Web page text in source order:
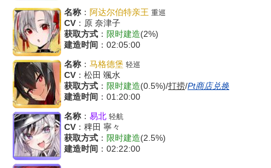
名称 ： 阿达尔伯特亲王 重巡
CV ：原 奈津子
获取方式 ： 限时建造(2%)
建造时间 ：02:05:00
名称 ： 马格德堡 轻巡
CV ：松田 颯水
获取方式 ： 限时建造(0.5%)/打捞/Pt商店兑换
建造时间 ：01:20:00
名称 ： 易北 轻航
CV ：稗田 寧々
获取方式 ： 限时建造(2.5%)
建造时间 ：02:22:00